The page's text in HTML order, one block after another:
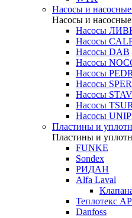
Насосы и
Насосы и
Насосы
Насосы
Насосы DAB
Насосы
Насосы
Насосы
Насосы
Насосы
Насосы
Пластины и
Пластины и
FUNKE
Sondex
РИДАН
Alfa Laval
Теплотекс
Danfoss